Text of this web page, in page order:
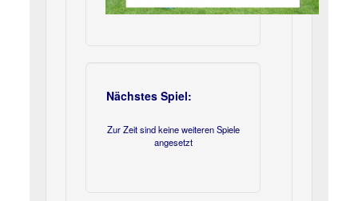
Nächstes Spiel:
Zur Zeit sind keine weiteren Spiele
angesetzt